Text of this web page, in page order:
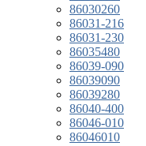
86030260
86031-216
86031-230
86035480
86039-090
86039090
86039280
86040-400
86046-010
86046010